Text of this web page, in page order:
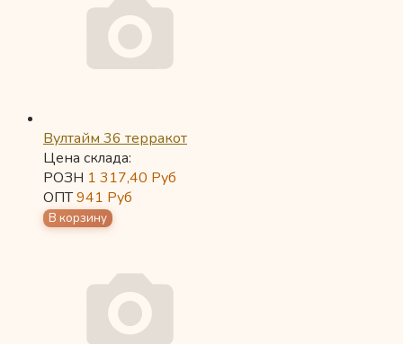
Вултайм 36 терракот
Цена склада:
РОЗН 1 317,40 Руб
ОПТ941 Руб